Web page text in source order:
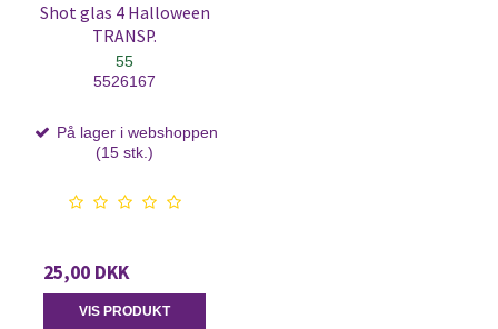
Shot glas 4 Halloween
TRANSP.
55
5526167
På lager i webshoppen
(15 stk.)
25,00 DKK
VIS PRODUKT